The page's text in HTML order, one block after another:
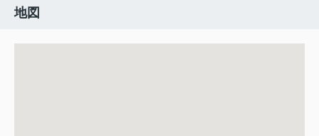
地図